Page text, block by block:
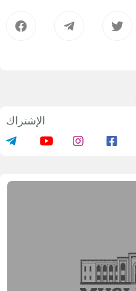
الإشتراك